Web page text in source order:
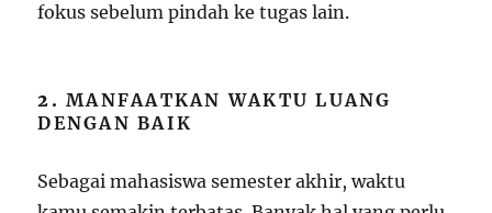
fokus sebelum pindah ke tugas lain.
2.MANFAATKAN WAKTU LUANG
DENGAN BAIK
Sebagai mahasiswa semester akhir, waktu